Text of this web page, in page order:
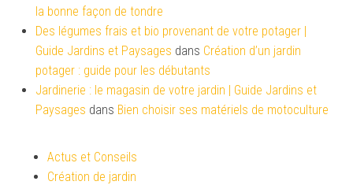
la bonne façon de tondre
Des légumes frais et bio provenant de votre potager |
Guide Jardins et Paysages dans Création d’un jardin
potager : guide pour les débutants
Jardinerie : le magasin de votre jardin | Guide Jardins et
Paysages dans Bien choisir ses matériels de motoculture
Actus et Conseils
Création de jardin